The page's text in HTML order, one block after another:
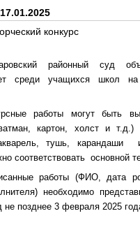
конкурс
районный суд
среди учащихся школ
работы могут быть
картон, холст и
тушь, карандаши
соответствовать основной
работы (ФИО, дата
необходимо
не позднее 3 февраля 2025